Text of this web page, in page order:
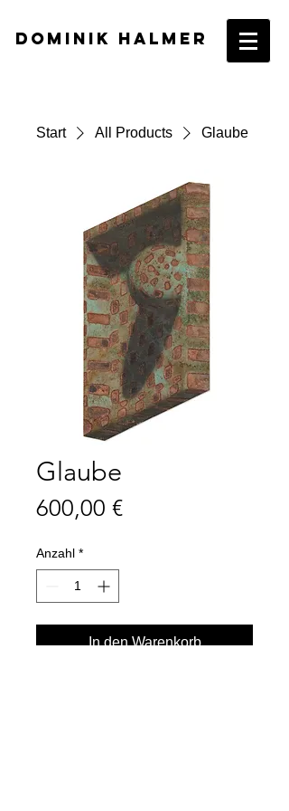
DOMINIK HALMER​
Start All Products Glaube
Glaube
600,00 €Preis
Anzahl *
In den Warenkorb